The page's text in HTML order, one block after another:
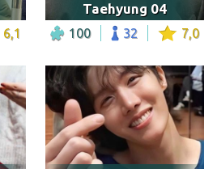
6,1
Taehyung 04
100 32 7,0